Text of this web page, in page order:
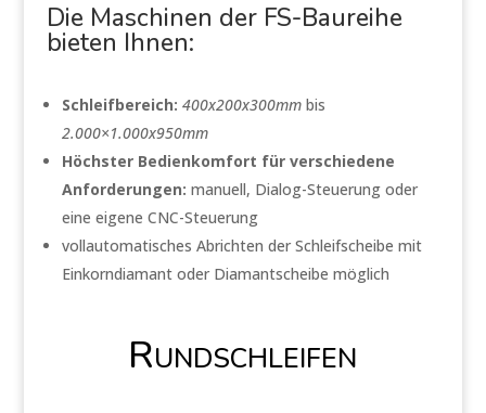
Die Maschinen der FS-Baureihe
bieten Ihnen:
Schleifbereich: 400x200x300mmbis
2.000×1.000x950mm
Höchster Bedienkomfort für verschiedene
Anforderungen: manuell, Dialog-Steuerung oder
eine eigene CNC-Steuerung
vollautomatisches Abrichten der Schleifscheibe mit
Einkorndiamant oder Diamantscheibe möglich
Rundschleifen